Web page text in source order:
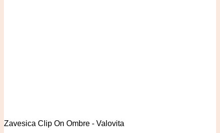
Zavesica Clip On Ombre - Valovita